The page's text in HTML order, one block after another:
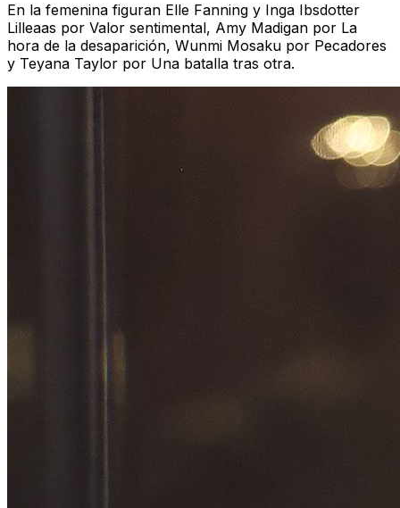
En la femenina figuran Elle Fanning y Inga Ibsdotter
Lilleaas por Valor sentimental, Amy Madigan por La
hora de la desaparición, Wunmi Mosaku por Pecadores
y Teyana Taylor por Una batalla tras otra.